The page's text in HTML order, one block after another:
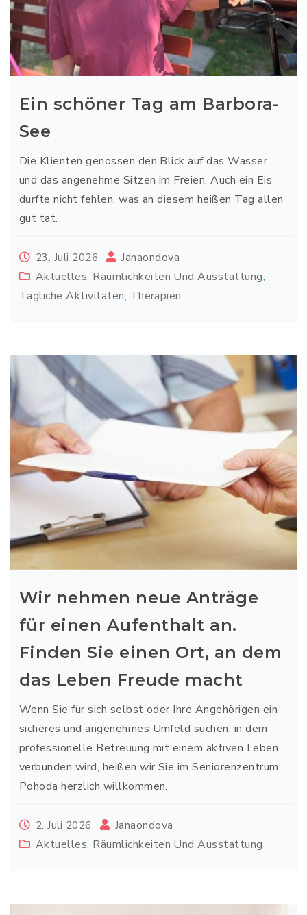
Ein schöner Tag am Barbora-
See
Die Klienten genossen den Blick auf das Wasser
und das angenehme Sitzen im Freien. Auch ein Eis
durfte nicht fehlen, was an diesem heißen Tag allen
gut tat.
23. Juli 2026
Janaondova
Aktuelles, Räumlichkeiten Und Ausstattung,
Tägliche Aktivitäten, Therapien
Wir nehmen neue Anträge
für einen Aufenthalt an.
Finden Sie einen Ort, an dem
das Leben Freude macht
Wenn Sie für sich selbst oder Ihre Angehörigen ein
sicheres und angenehmes Umfeld suchen, in dem
professionelle Betreuung mit einem aktiven Leben
verbunden wird, heißen wir Sie im Seniorenzentrum
Pohoda herzlich willkommen.
2. Juli 2026
Janaondova
Aktuelles, Räumlichkeiten Und Ausstattung